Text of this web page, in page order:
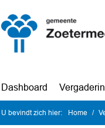
van deze pagina
Dashboard
U bevindt zich hier: Home